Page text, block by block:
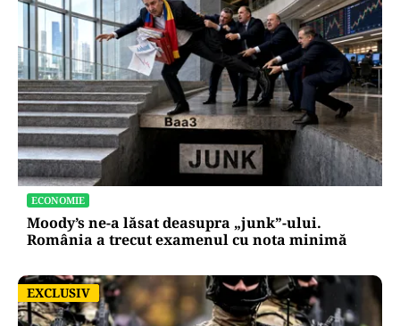
Transgaz vrea să devină acționar la
dezvoltatorul unui terminal american
de gaze naturale lichefiate
Oficiuldestiri.ro
Atacurile cibernetice expun
vulnerabilitățile statului român: ANP
repetă scenariul e‑Terra. Ce ascund
comunicările oficiale și cine răspunde
pentru mentenanța IT a instituțiilor
Alte Articole Importante